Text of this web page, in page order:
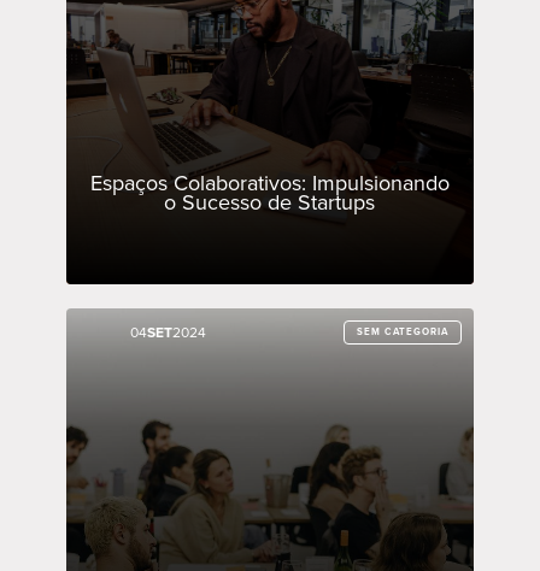
Espaços Colaborativos: Impulsionando
o Sucesso de Startups
04SET2024 SEM CATEGORIA
04SET2024 SEM CATEGORIA